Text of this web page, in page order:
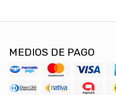
MEDIOS DE PAGO